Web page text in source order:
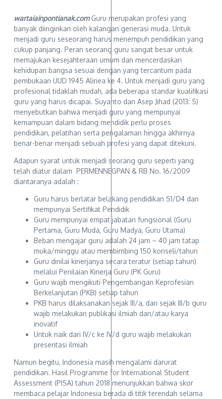
wartaiainpontianak.comGuru merupakan profesi yang
banyak diinginkan oleh kalangan generasi muda. Untuk
menjadi guru seseorang harus menempuh pendidikan yang
cukup panjang. Peran seorang guru sangat besar untuk
memajukan kesejahteraan umum dan mencerdaskan
kehidupan bangsa sesuai dengan yang tercantum pada
pembukaan UUD 1945 Alinea ke 4. Untuk menjadi guru yang
profesional tidaklah mudah, ada beberapa standar kualifikasi
guru yang harus dicapai. Suyanto dan Asep Jihad (2013: 5)
menyebutkan bahwa menjadi guru yang mempunyai
kemampuan dalam bidang mendidik perlu proses
pendidikan, pelatihan serta pengalaman hingga akhirnya
benar-benar menjadi sebuah profesi yang dapat ditekuni.
Adapun syarat untuk menjadi seorang guru seperti yang
telah diatur dalam PERMENNEGPAN & RB No. 16/2009
diantaranya adalah :
Guru harus berlatar belakang pendidikan S1/D4 dan
mempunyai Sertifikat Pendidik
Guru mempunyai empat jabatan fungsional (Guru
Pertama, Guru Muda, Guru Madya, Guru Utama)
Beban mengajar guru adalah 24 jam – 40 jam tatap
muka/minggu atau membimbing 150 konseli/tahun
Guru dinilai kinerjanya secara teratur (setiap tahun)
melalui Penilaian Kinerja Guru (PK Guru)
Guru wajib mengikuti Pengembangan Keprofesian
Berkelanjutan (PKB) setiap tahun
PKB harus dilaksanakan sejak III/a, dan sejak III/b guru
wajib melakukan publikasi ilmiah dan/atau karya
inovatif
Untuk naik dari IV/c ke IV/d guru wajib melakukan
presentasi ilmiah
Namun begitu, Indonesia masih mengalami darurat
pendidikan. Hasil Programme for International Student
Assessment (PISA) tahun 2018 menunjukkan bahwa skor
membaca pelajar Indonesia berada di titik terendah selama